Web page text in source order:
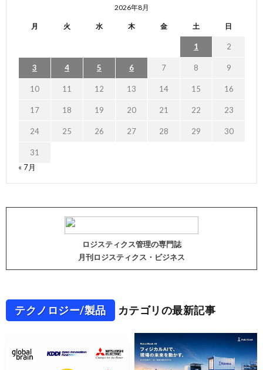
2026年8月
月 火 水 木 金 土 日
1 2
3 4 5 6 7 8 9
10 11 12 13 14 15 16
17 18 19 20 21 22 23
24 25 26 27 28 29 30
31
« 7月
ロジスティクス管理の専門誌
月刊ロジスティクス・ビジネス
テクノロジー/製品 カテゴリの最新記事